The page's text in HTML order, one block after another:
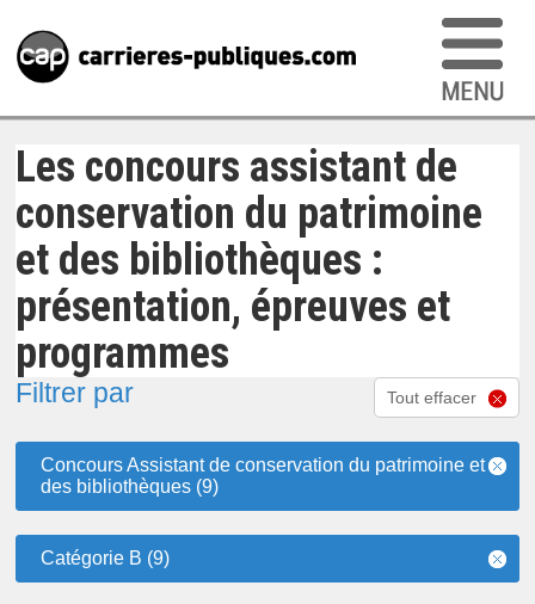
Les concours assistant de
conservation du patrimoine
et des bibliothèques :
présentation, épreuves et
programmes
Filtrer par Tout effacer
Concours Assistant de conservation du patrimoine et
des bibliothèques (9)
Catégorie B (9)